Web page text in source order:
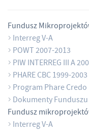
Fundusz
Interreg V-A
POWT 2007-2013
PIW INTERREG III A
PHARE CBC 1999-2003
Program Phare Credo
Dokumenty
Fundusz
Interreg V-A